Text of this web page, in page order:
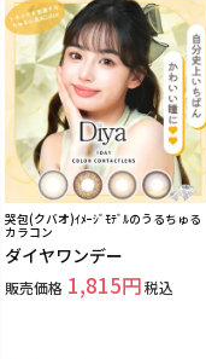
哭包(クバオ)ｲﾒｰｼﾞﾓﾃﾞﾙのうるちゅる
カラコン
ダイヤワンデー
販売価格 1,815 税込